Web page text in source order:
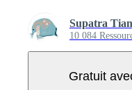
Supatra
10 084
Gratuit